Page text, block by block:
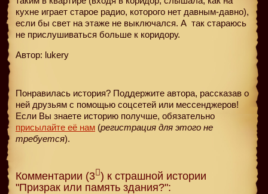
кухне играет старое радио, которого нет давным-давно),
если бы свет на этаже не выключался. А так стараюсь
не прислушиваться больше к коридору.
Автор: lukery
Понравилась история? Поддержите автора, рассказав о
ней друзьям с помощью соцсетей или мессенджеров!
Если Вы знаете историю получше, обязательно
присылайте её нам (регистрация для этого не
требуется).
Комментарии (3 ) к страшной истории
"Призрак или память здания?":